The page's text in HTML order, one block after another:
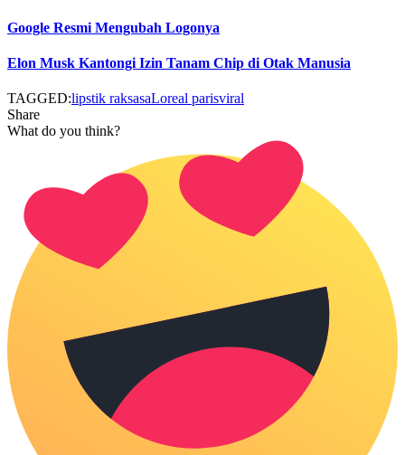
Google Resmi Mengubah Logonya
Elon Musk Kantongi Izin Tanam Chip di Otak Manusia
TAGGED:lipstik raksasaLoreal parisviral
Share
What do you think?